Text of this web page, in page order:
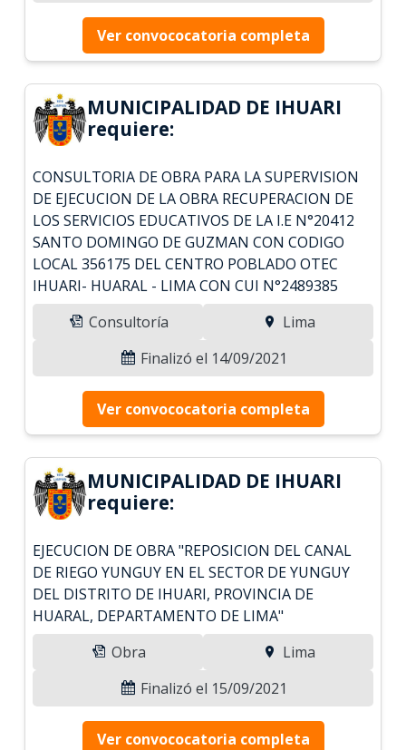
Ver convococatoria completa
MUNICIPALIDAD DE IHUARI
requiere:
CONSULTORIA DE OBRA PARA LA SUPERVISION
DE EJECUCION DE LA OBRA RECUPERACION DE
LOS SERVICIOS EDUCATIVOS DE LA I.E N°20412
SANTO DOMINGO DE GUZMAN CON CODIGO
LOCAL 356175 DEL CENTRO POBLADO OTEC
IHUARI- HUARAL - LIMA CON CUI N°2489385
Consultoría
Lima
Finalizó el 14/09/2021
Ver convococatoria completa
MUNICIPALIDAD DE IHUARI
requiere:
EJECUCION DE OBRA "REPOSICION DEL CANAL
DE RIEGO YUNGUY EN EL SECTOR DE YUNGUY
DEL DISTRITO DE IHUARI, PROVINCIA DE
HUARAL, DEPARTAMENTO DE LIMA"
Obra
Lima
Finalizó el 15/09/2021
Ver convococatoria completa